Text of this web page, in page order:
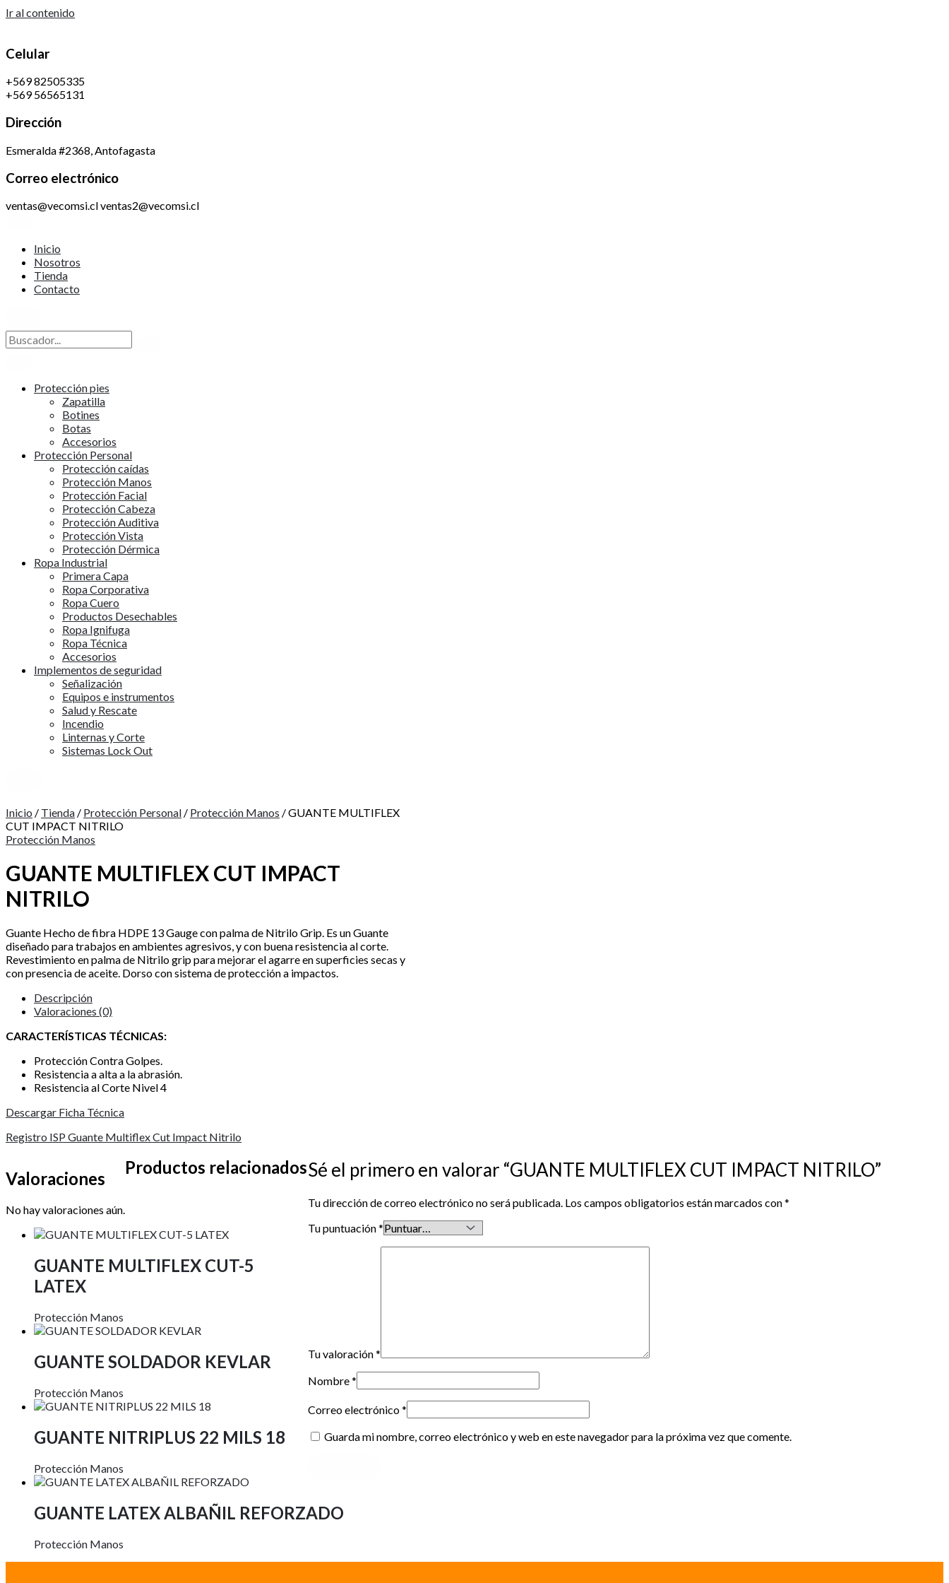
Ir al contenido
Celular
+569 82505335
+569 56565131
Dirección
Esmeralda #2368, Antofagasta
Correo electrónico
ventas@vecomsi.cl ventas2@vecomsi.cl
Inicio
Nosotros
Tienda
Contacto
Protección pies
Zapatilla
Botines
Botas
Accesorios
Protección Personal
Protección caídas
Protección Manos
Protección Facial
Protección Cabeza
Protección Auditiva
Protección Vista
Protección Dérmica
Ropa Industrial
Primera Capa
Ropa Corporativa
Ropa Cuero
Productos Desechables
Ropa Ignifuga
Ropa Técnica
Accesorios
Implementos de seguridad
Señalización
Equipos e instrumentos
Salud y Rescate
Incendio
Linternas y Corte
Sistemas Lock Out
Inicio / Tienda / Protección Personal / Protección Manos / GUANTE MULTIFLEX
CUT IMPACT NITRILO
Protección Manos
GUANTE MULTIFLEX CUT IMPACT
NITRILO
Guante Hecho de fibra HDPE 13 Gauge con palma de Nitrilo Grip. Es un Guante
diseñado para trabajos en ambientes agresivos, y con buena resistencia al corte.
Revestimiento en palma de Nitrilo grip para mejorar el agarre en superficies secas y
con presencia de aceite. Dorso con sistema de protección a impactos.
Descripción
Valoraciones (0)
CARACTERÍSTICAS TÉCNICAS:
Protección Contra Golpes.
Resistencia a alta a la abrasión.
Resistencia al Corte Nivel 4
Descargar Ficha Técnica
Registro ISP Guante Multiflex Cut Impact Nitrilo
Valoraciones
No hay valoraciones aún.
Sé el primero en valorar “GUANTE MULTIFLEX CUT IMPACT NITRILO”
Tu dirección de correo electrónico no será publicada. Los campos obligatorios están marcados con*
Tu puntuación*
Tu valoración*
Nombre*
Correo electrónico*
Guarda mi nombre, correo electrónico y web en este navegador para la próxima vez que comente.
Productos relacionados
GUANTE MULTIFLEX CUT-5
LATEX
Protección Manos
GUANTE SOLDADOR KEVLAR
Protección Manos
GUANTE NITRIPLUS 22 MILS 18
Protección Manos
GUANTE LATEX ALBAÑIL REFORZADO
Protección Manos